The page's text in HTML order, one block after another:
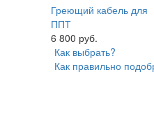
Греющий кабель для
ППТ
6 800 руб.
Как выбрать?
Как правильно